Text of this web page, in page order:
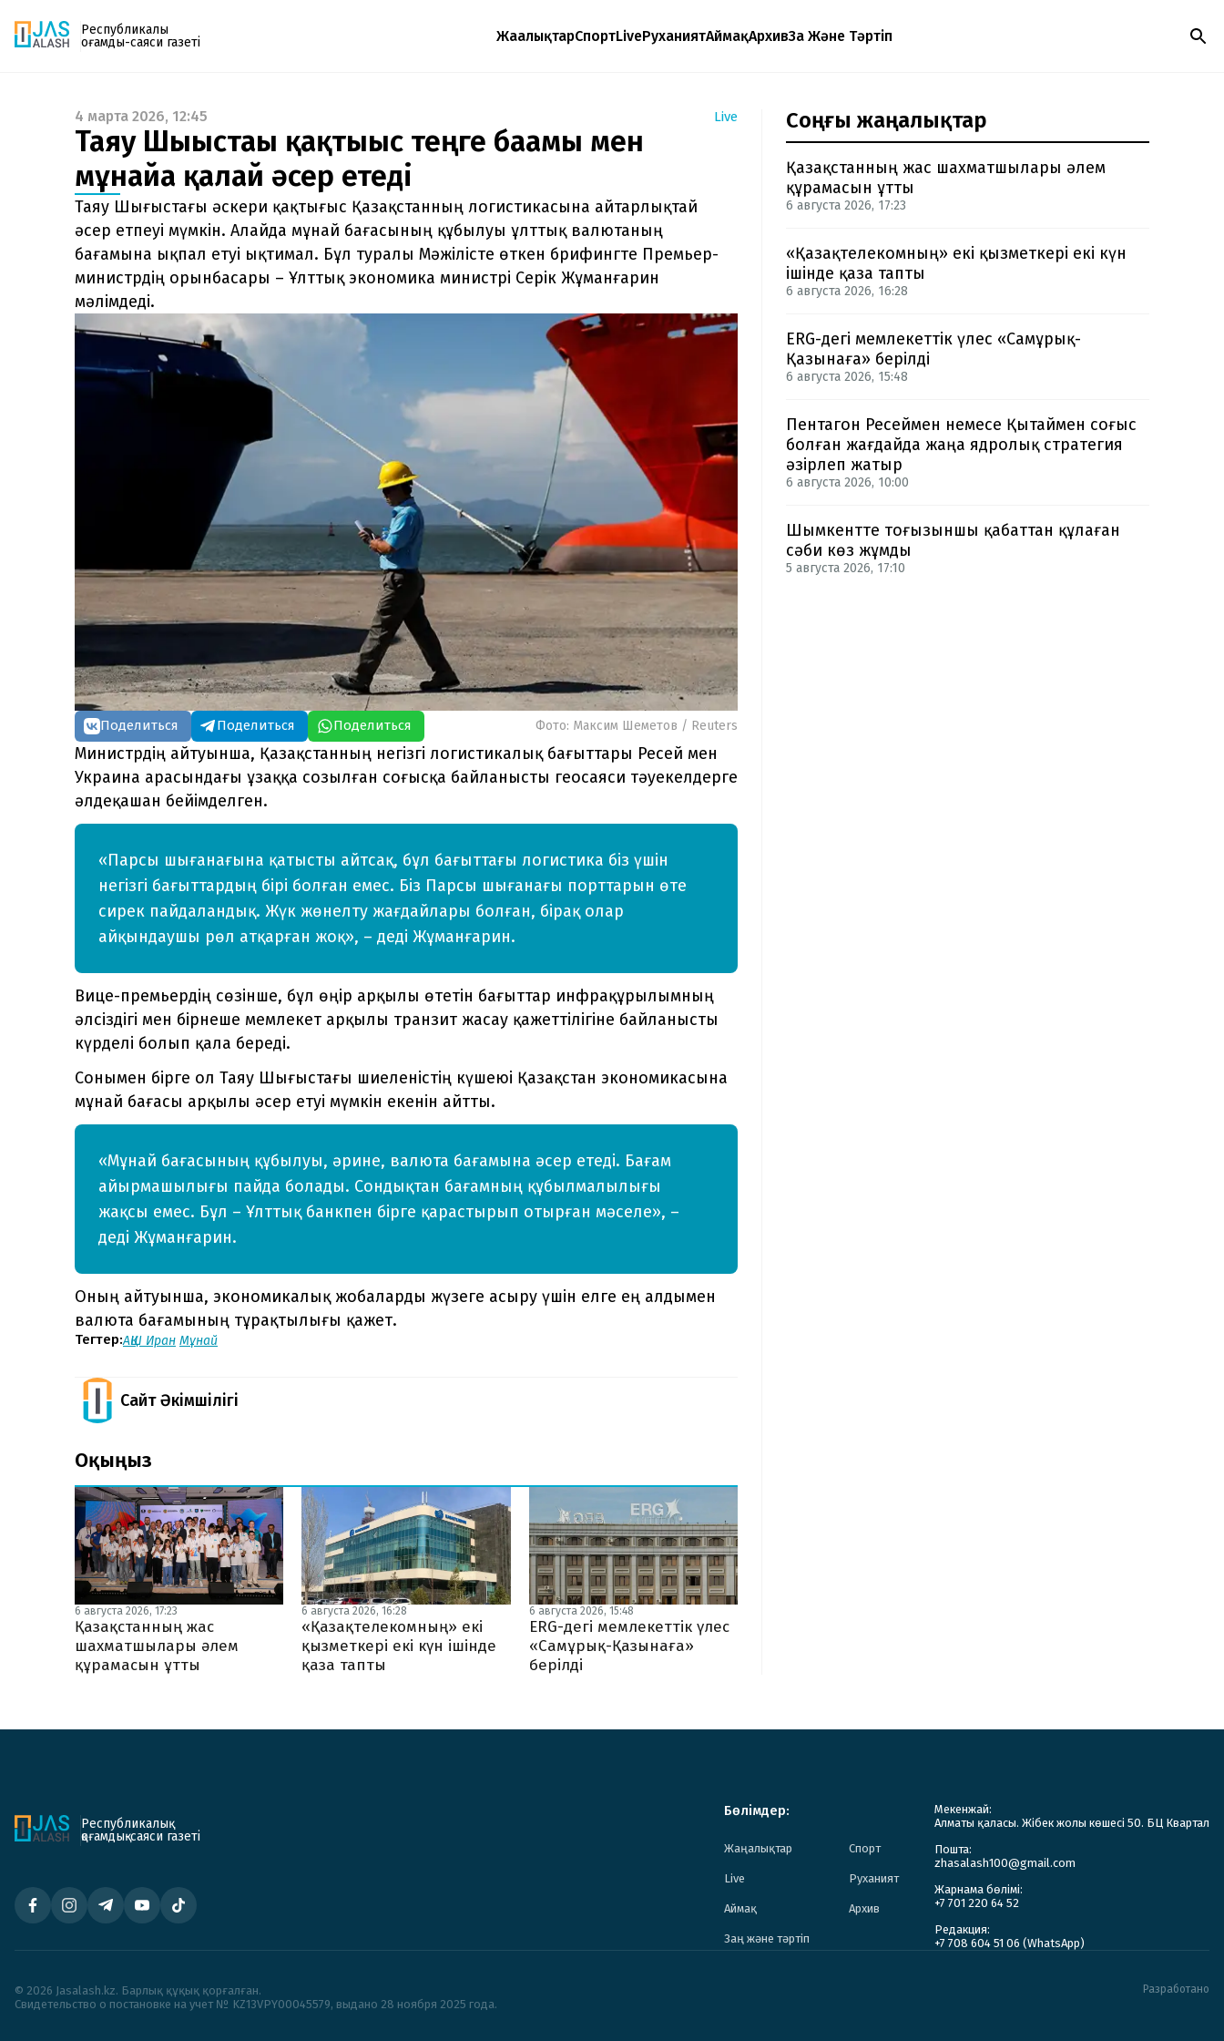
Республикалық
қоғамдық-саяси газеті
ЖаңалықтарСпортLiveРуханиятАймақАрхивЗаң Және Тәртіп
Газетке жазылу
PDF форматтағы газетті ай сайын электронды
поштаңызға алып отырыңыз. Жаңа нөмір
шыққан сәтте сізге бірден жіберіледі. Тек email
енгізіңіз, біз қалғанын өзіміз жібереміз.
4 марта 2026, 12:45 Live
Таяу Шығыстағы қақтығыс теңге бағамы мен
мұнайға қалай әсер етеді
Таяу Шығыстағы әскери қақтығыс Қазақстанның логистикасына айтарлықтай
әсер етпеуі мүмкін. Алайда мұнай бағасының құбылуы ұлттық валютаның
бағамына ықпал етуі ықтимал. Бұл туралы Мәжілісте өткен брифингте Премьер-
министрдің орынбасары – Ұлттық экономика министрі Серік Жұманғарин
мәлімдеді.
Поделиться Поделиться Поделиться Фото: Максим Шеметов / Reuters
Министрдің айтуынша, Қазақстанның негізгі логистикалық бағыттары Ресей мен
Украина арасындағы ұзаққа созылған соғысқа байланысты геосаяси тәуекелдерге
әлдеқашан бейімделген.
«Парсы шығанағына қатысты айтсақ, бұл бағыттағы логистика біз үшін
негізгі бағыттардың бірі болған емес. Біз Парсы шығанағы порттарын өте
сирек пайдаландық. Жүк жөнелту жағдайлары болған, бірақ олар
айқындаушы рөл атқарған жоқ», – деді Жұманғарин.
Вице-премьердің сөзінше, бұл өңір арқылы өтетін бағыттар инфрақұрылымның
әлсіздігі мен бірнеше мемлекет арқылы транзит жасау қажеттілігіне байланысты
күрделі болып қала береді.
Сонымен бірге ол Таяу Шығыстағы шиеленістің күшеюі Қазақстан экономикасына
мұнай бағасы арқылы әсер етуі мүмкін екенін айтты.
«Мұнай бағасының құбылуы, әрине, валюта бағамына әсер етеді. Бағам
айырмашылығы пайда болады. Сондықтан бағамның құбылмалылығы
жақсы емес. Бұл – Ұлттық банкпен бірге қарастырып отырған мәселе», –
деді Жұманғарин.
Оның айтуынша, экономикалық жобаларды жүзеге асыру үшін елге ең алдымен
валюта бағамының тұрақтылығы қажет.
Тегтер:АҚШ Иран Мұнай
Сайт Әкімшілігі
Оқыңыз
6 августа 2026, 17:23
Қазақстанның жас
шахматшылары әлем
құрамасын ұтты
6 августа 2026, 16:28
«Қазақтелекомның» екі
қызметкері екі күн ішінде
қаза тапты
6 августа 2026, 15:48
ERG-дегі мемлекеттік үлес
«Самұрық-Қазынаға»
берілді
Соңғы жаңалықтар
Қазақстанның жас шахматшылары әлем
құрамасын ұтты
6 августа 2026, 17:23
«Қазақтелекомның» екі қызметкері екі күн
ішінде қаза тапты
6 августа 2026, 16:28
ERG-дегі мемлекеттік үлес «Самұрық-
Қазынаға» берілді
6 августа 2026, 15:48
Пентагон Ресеймен немесе Қытаймен соғыс
болған жағдайда жаңа ядролық стратегия
әзірлеп жатыр
6 августа 2026, 10:00
Шымкентте тоғызыншы қабаттан құлаған
сәби көз жұмды
5 августа 2026, 17:10
Республикалық
қоғамдық-саяси газеті
Бөлімдер:
Жаңалықтар Спорт
Live Руханият
Аймақ Архив
Заң және тәртіп
Мекенжай:
Алматы қаласы. Жібек жолы көшесі 50. БЦ Квартал
Пошта:
zhasalash100@gmail.com
Жарнама бөлімі:
+7 701 220 64 52
Редакция:
+7 708 604 51 06 (WhatsApp)
© 2026 Jasalash.kz. Барлық құқық қорғалған.
Cвидетельство о постановке на учет № KZ13VPY00045579, выдано 28 ноября 2025 года.
Разработано